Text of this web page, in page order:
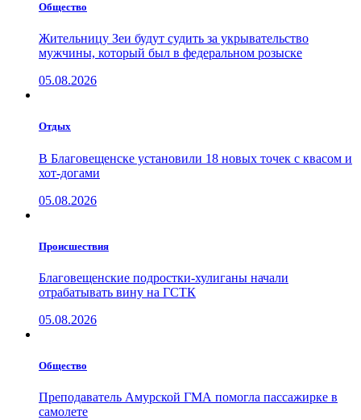
Общество
Жительницу Зеи будут судить за укрывательство
мужчины, который был в федеральном розыске
05.08.2026
Отдых
В Благовещенске установили 18 новых точек с квасом и
хот-догами
05.08.2026
Проиcшествия
Благовещенские подростки-хулиганы начали
отрабатывать вину на ГСТК
05.08.2026
Общество
Преподаватель Амурской ГМА помогла пассажирке в
самолете